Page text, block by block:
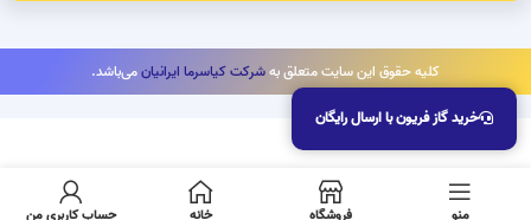
کلیه حقوق این سایت متعلق بهشرکت کیاسرما ایرانیانمی‌باشد.
خرید گاز فریون با ارسال رایگان
منو فروشگاه خانه حساب کاربری من